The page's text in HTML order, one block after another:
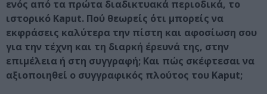
ενός από τα πρώτα διαδικτυακά περιοδικά, το
ιστορικό Kaput. Πού θεωρείς ότι μπορείς να
εκφράσεις καλύτερα την πίστη και αφοσίωση σου
για την τέχνη και τη διαρκή έρευνά της, στην
επιμέλεια ή στη συγγραφή; Και πώς σκέφτεσαι να
αξιοποιηθεί ο συγγραφικός πλούτος του Kaput;